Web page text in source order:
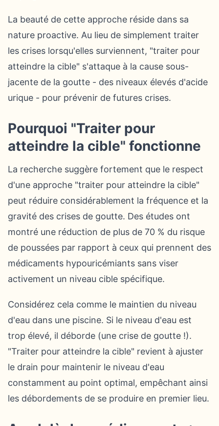
La beauté de cette approche réside dans sa
nature proactive. Au lieu de simplement traiter
les crises lorsqu'elles surviennent, "traiter pour
atteindre la cible" s'attaque à la cause sous-
jacente de la goutte - des niveaux élevés d'acide
urique - pour prévenir de futures crises.
Pourquoi "Traiter pour
atteindre la cible" fonctionne
La recherche suggère fortement que le respect
d'une approche "traiter pour atteindre la cible"
peut réduire considérablement la fréquence et la
gravité des crises de goutte. Des études ont
montré une réduction de plus de 70 % du risque
de poussées par rapport à ceux qui prennent des
médicaments hypouricémiants sans viser
activement un niveau cible spécifique.
Considérez cela comme le maintien du niveau
d'eau dans une piscine. Si le niveau d'eau est
trop élevé, il déborde (une crise de goutte !).
"Traiter pour atteindre la cible" revient à ajuster
le drain pour maintenir le niveau d'eau
constamment au point optimal, empêchant ainsi
les débordements de se produire en premier lieu.